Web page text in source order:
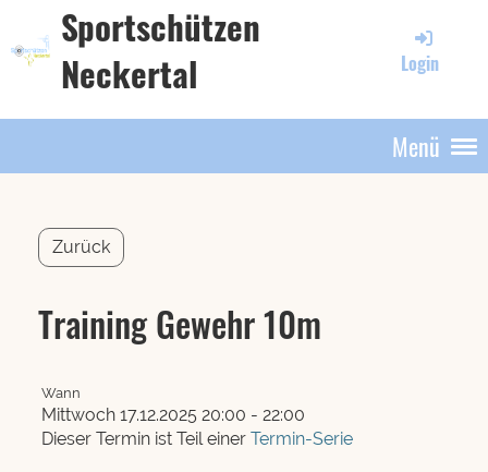
Sportschützen
Neckertal
Login
Menü
Zurück
Training Gewehr 10m
Wann
Mittwoch 17.12.2025 20:00 - 22:00
Dieser Termin ist Teil einer Termin-Serie